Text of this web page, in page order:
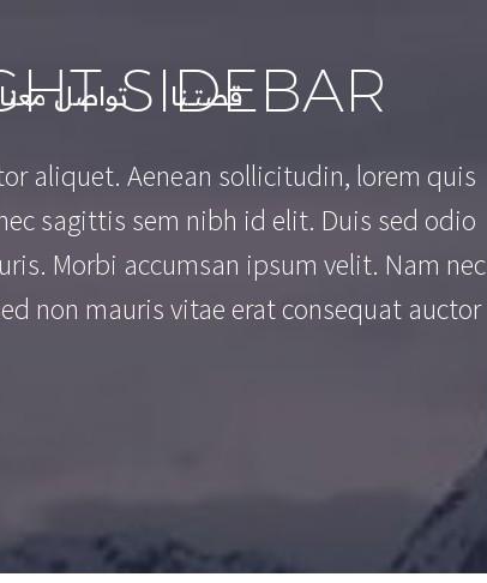
قصتــنا تواصل معناSIDEBAR
aliquet. Aenean sollicitudin, lorem quis
sagittis sem nibh id elit. Duis sed odio
Morbi accumsan ipsum velit. Nam nec
non mauris vitae erat consequat auctor